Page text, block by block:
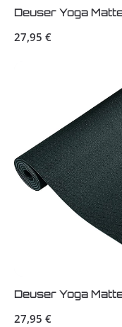
Deuser Yoga
Regulärer Preis:
27,95 €
Deuser Yoga
Regulärer Preis:
27,95 €